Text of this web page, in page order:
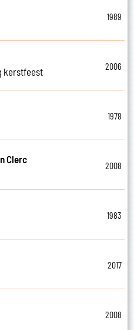
1989
kerstfeest
2006
1978
Clerc
2008
1983
2017
2008